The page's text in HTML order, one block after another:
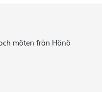
möten från Hönö